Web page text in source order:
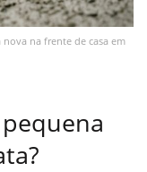
na frente de casa em